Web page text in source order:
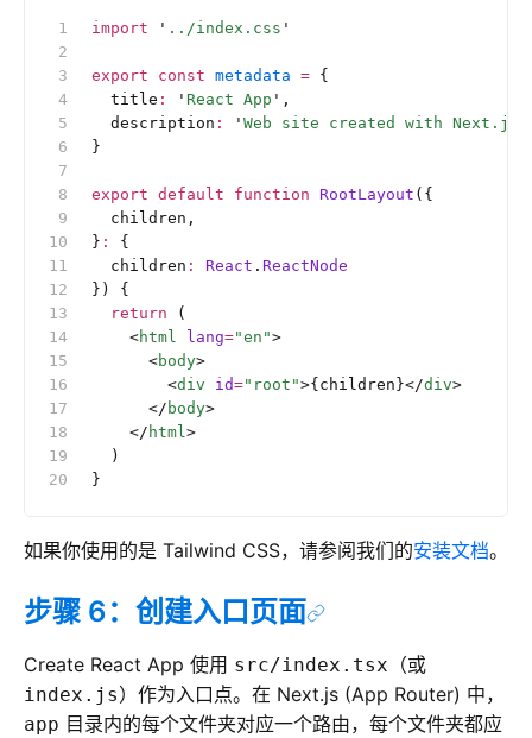
import ' ../index.css '
export const metadata = {
  title
: ' React App ' ,
  description
: ' Web site created with Next.js.
}
export default function RootLayout ({
  children,
} :
{
  children
: React . ReactNode
}) {
  return
(
    <
html lang="en">
      <
body>
        <
div id="root">{children}</div>
      </
body>
    </
html>
  )
}
如果你使用的是 Tailwind CSS，请参阅我们的安装文档。
步骤 6：创建入口页面
Create React App 使用 src/index.tsx （或
index.js）作为入口点。在 Next.js (App Router) 中，
app 目录内的每个文件夹对应一个路由，每个文件夹都应